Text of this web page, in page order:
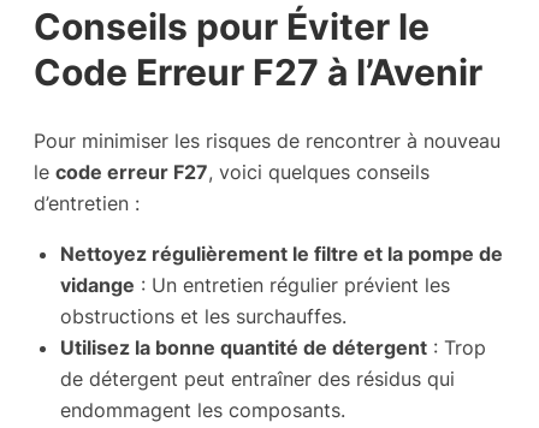
Conseils pour Éviter le
Code Erreur F27 à l’Avenir
Pour minimiser les risques de rencontrer à nouveau
le code erreur F27, voici quelques conseils
d’entretien :
Nettoyez régulièrement le filtre et la pompe de
vidange : Un entretien régulier prévient les
obstructions et les surchauffes.
Utilisez la bonne quantité de détergent : Trop
de détergent peut entraîner des résidus qui
endommagent les composants.